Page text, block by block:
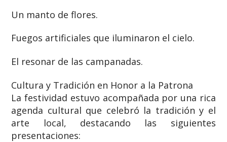
Un manto de flores.
Fuegos artificiales que iluminaron el cielo.
El resonar de las campanadas.
Cultura y Tradición en Honor a la Patrona
La festividad estuvo acompañada por una rica
agenda cultural que celebró la tradición y el
arte local, destacando las siguientes
presentaciones: